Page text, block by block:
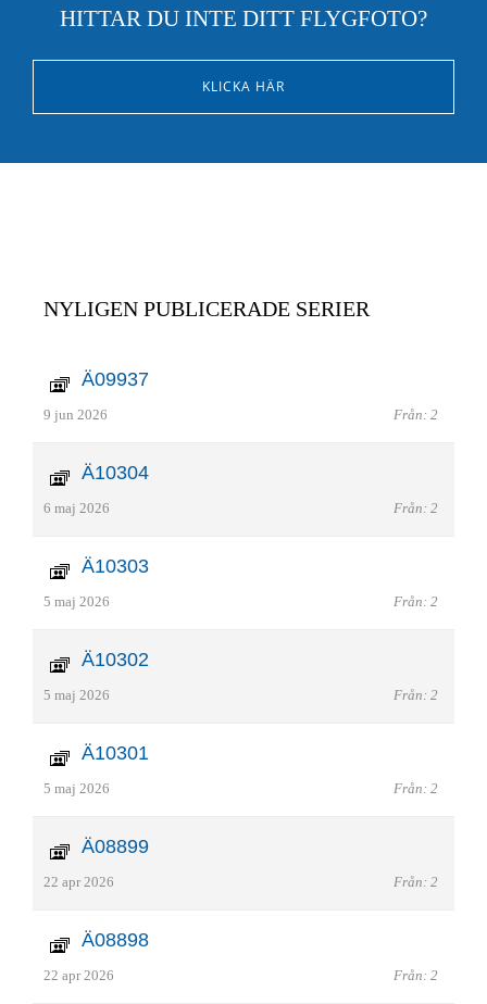
HITTAR DU INTE DITT FLYGFOTO?
KLICKA HÄR
NYLIGEN PUBLICERADE SERIER
Ä09937
9 jun 2026 Från: 2
Ä10304
6 maj 2026 Från: 2
Ä10303
5 maj 2026 Från: 2
Ä10302
5 maj 2026 Från: 2
Ä10301
5 maj 2026 Från: 2
Ä08899
22 apr 2026 Från: 2
Ä08898
22 apr 2026 Från: 2